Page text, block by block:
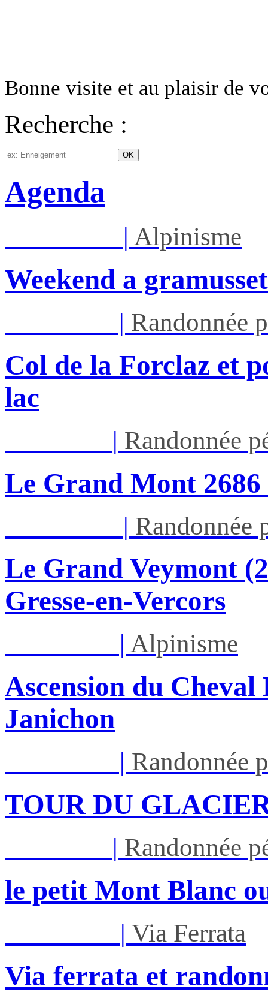
Bonne visite et au plaisir de
Recherche :
Agenda
| Alpinisme
Weekend a gramusset
| Randonnée
Col de la Forclaz et
lac
| Randonnée
Le Grand Mont
| Randonnée
Le Grand Veymont
Gresse-en-Vercors
| Alpinisme
Ascension du
Janichon
| Randonnée
TOUR DU
| Randonnée
le petit Mont Blanc
| Via Ferrata
Via ferrata et